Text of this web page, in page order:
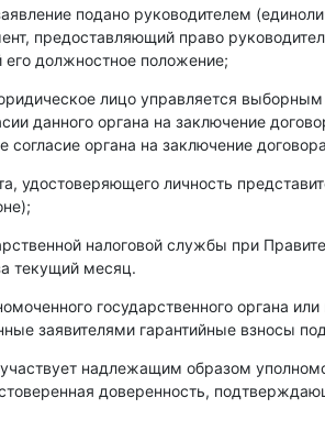
подано руководителем
предоставляющий право
должностное положение;
лицо управляется
данного органа на заключение
органа на заключение
удостоверяющего личность
налоговой службы при
текущий месяц.
государственного органа
заявителями гарантийные взносы
надлежащим образом
доверенность,